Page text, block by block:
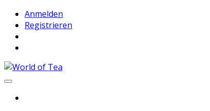
Anmelden
Registrieren